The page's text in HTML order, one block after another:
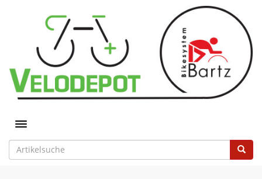
Toggle navigation